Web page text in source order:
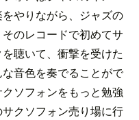
やりながら、ジャズの
のレコードで初めてサ
聴いて、衝撃を受けた
音色を奏でることがで
ソフォンをもっと勉強
クソフォン売り場に行